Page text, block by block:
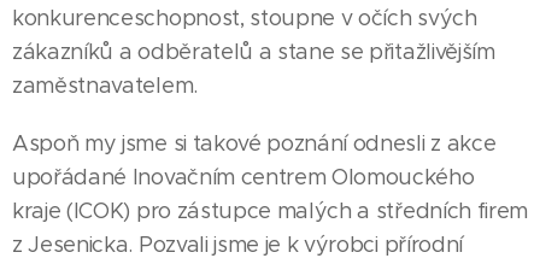
konkurenceschopnost, stoupne v očích svých
zákazníků a odběratelů a stane se přitažlivějším
zaměstnavatelem.
Aspoň my jsme si takové poznání odnesli z akce
upořádané Inovačním centrem Olomouckého
kraje (ICOK) pro zástupce malých a středních firem
z Jesenicka. Pozvali jsme je k výrobci přírodní